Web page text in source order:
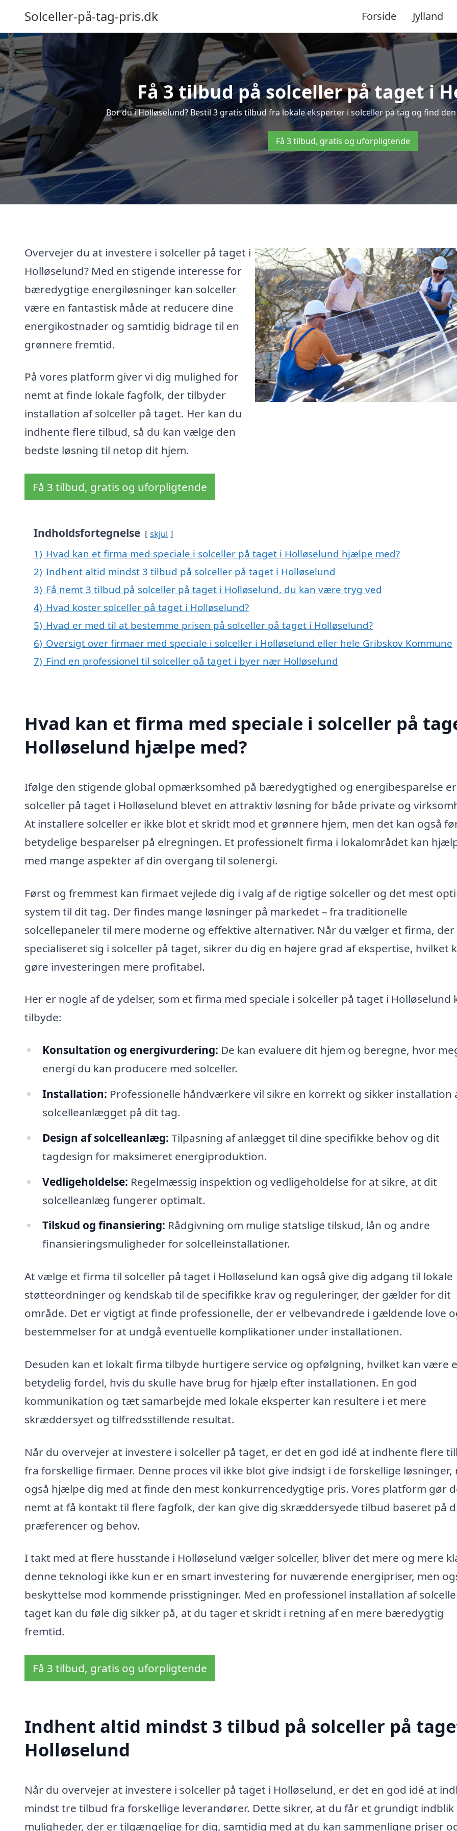
Solceller-på-tag-pris.dk Forside Jylland
Få 3 tilbud på solceller på taget i
Bor du i Holløselund? Bestil 3 gratis tilbud fra lokale eksperter i solceller på tag og find
Få 3 tilbud, gratis og uforpligtende
Overvejer du at investere i solceller på taget i
Holløselund? Med en stigende interesse for
bæredygtige energiløsninger kan solceller
være en fantastisk måde at reducere dine
energikostnader og samtidig bidrage til en
grønnere fremtid.
På vores platform giver vi dig mulighed for
nemt at finde lokale fagfolk, der tilbyder
installation af solceller på taget. Her kan du
indhente flere tilbud, så du kan vælge den
bedste løsning til netop dit hjem.
Få 3 tilbud, gratis og uforpligtende
Indholdsfortegnelse skjul
1) Hvad kan et firma med speciale i solceller på taget i Holløselund hjælpe med?
2) Indhent altid mindst 3 tilbud på solceller på taget i Holløselund
3) Få nemt 3 tilbud på solceller på taget i Holløselund, du kan være tryg ved
4) Hvad koster solceller på taget i Holløselund?
5) Hvad er med til at bestemme prisen på solceller på taget i Holløselund?
6) Oversigt over firmaer med speciale i solceller i Holløselund eller hele Gribskov Kommune
7) Find en professionel til solceller på taget i byer nær Holløselund
Hvad kan et firma med speciale i solceller på
Holløselund hjælpe med?
Ifølge den stigende global opmærksomhed på bæredygtighed og energibesparelse er
solceller på taget i Holløselund blevet en attraktiv løsning for både private og
At installere solceller er ikke blot et skridt mod et grønnere hjem, men det kan også
betydelige besparelser på elregningen. Et professionelt firma i lokalområdet kan
med mange aspekter af din overgang til solenergi.
Først og fremmest kan firmaet vejlede dig i valg af de rigtige solceller og det mest
system til dit tag. Der findes mange løsninger på markedet – fra traditionelle
solcellepaneler til mere moderne og effektive alternativer. Når du vælger et firma,
specialiseret sig i solceller på taget, sikrer du dig en højere grad af ekspertise, hvilket
gøre investeringen mere profitabel.
Her er nogle af de ydelser, som et firma med speciale i solceller på taget i Holløselund
tilbyde:
Konsultation og energivurdering: De kan evaluere dit hjem og beregne, hvor
energi du kan producere med solceller.
Installation: Professionelle håndværkere vil sikre en korrekt og sikker installation
solcelleanlægget på dit tag.
Design af solcelleanlæg: Tilpasning af anlægget til dine specifikke behov og dit
tagdesign for maksimeret energiproduktion.
Vedligeholdelse: Regelmæssig inspektion og vedligeholdelse for at sikre, at dit
solcelleanlæg fungerer optimalt.
Tilskud og finansiering: Rådgivning om mulige statslige tilskud, lån og andre
finansieringsmuligheder for solcelleinstallationer.
At vælge et firma til solceller på taget i Holløselund kan også give dig adgang til lokale
støtteordninger og kendskab til de specifikke krav og reguleringer, der gælder for dit
område. Det er vigtigt at finde professionelle, der er velbevandrede i gældende love
bestemmelser for at undgå eventuelle komplikationer under installationen.
Desuden kan et lokalt firma tilbyde hurtigere service og opfølgning, hvilket kan være
betydelig fordel, hvis du skulle have brug for hjælp efter installationen. En god
kommunikation og tæt samarbejde med lokale eksperter kan resultere i et mere
skræddersyet og tilfredsstillende resultat.
Når du overvejer at investere i solceller på taget, er det en god idé at indhente flere
fra forskellige firmaer. Denne proces vil ikke blot give indsigt i de forskellige løsninger,
også hjælpe dig med at finde den mest konkurrencedygtige pris. Vores platform gør
nemt at få kontakt til flere fagfolk, der kan give dig skræddersyede tilbud baseret på
præferencer og behov.
I takt med at flere husstande i Holløselund vælger solceller, bliver det mere og mere
denne teknologi ikke kun er en smart investering for nuværende energipriser, men
beskyttelse mod kommende prisstigninger. Med en professionel installation af
taget kan du føle dig sikker på, at du tager et skridt i retning af en mere bæredygtig
fremtid.
Få 3 tilbud, gratis og uforpligtende
Indhent altid mindst 3 tilbud på solceller på
Holløselund
Når du overvejer at investere i solceller på taget i Holløselund, er det en god idé at
mindst tre tilbud fra forskellige leverandører. Dette sikrer, at du får et grundigt indblik
muligheder, der er tilgængelige for dig, samtidig med at du kan sammenligne priser